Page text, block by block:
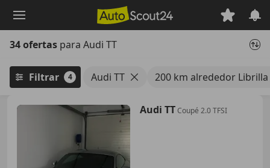
principal
34 ofertas para Audi TT
Filtrar 4 Audi TT 200 km alrededor Librilla
Audi TTCoupé 2.0 TFSI